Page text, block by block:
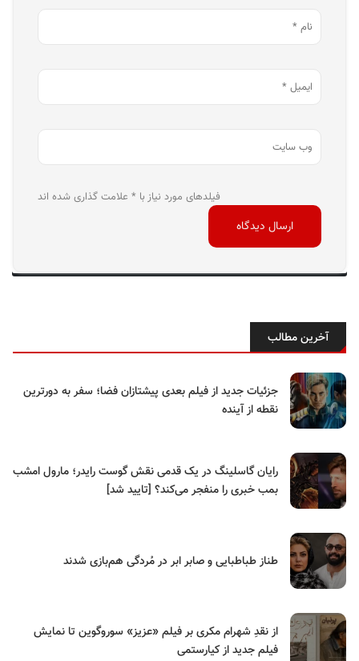
فیلدهای مورد نیاز با * علامت گذاری شده اند
آخرین مطالب
جزئیات جدید از فیلم بعدی پیشتازان فضا؛ سفر به دورترین
نقطه از آینده
رایان گاسلینگ در یک قدمی نقش گوست رایدر؛ مارول امشب
بمب خبری را منفجر می‌کند؟ [تایید شد]
طناز طباطبایی و صابر ابر در مُردگی هم‌بازی شدند
از نقدِ شهرام مکری بر فیلم «عزیز» سوروگوین تا نمایش
فیلم جدید از کیارستمی